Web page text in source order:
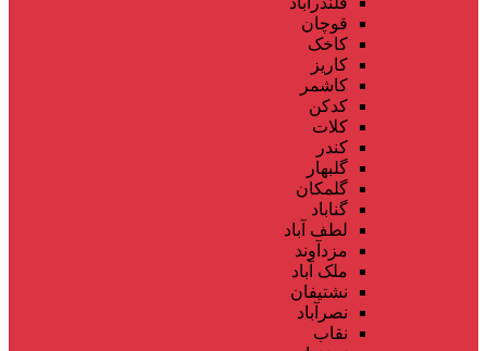
قوچان
کاخک
کاریز
کاشمر
کدکن
کلات
کندر
گلبهار
گلمکان
گناباد
لطف آباد
مزدآوند
ملک آباد
نشتیفان
نصرآباد
نقاب